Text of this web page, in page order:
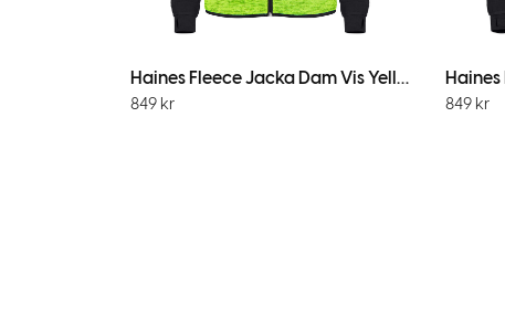
Haines Fleece Jacka Dam Vis Yellow
849 kr 849 kr